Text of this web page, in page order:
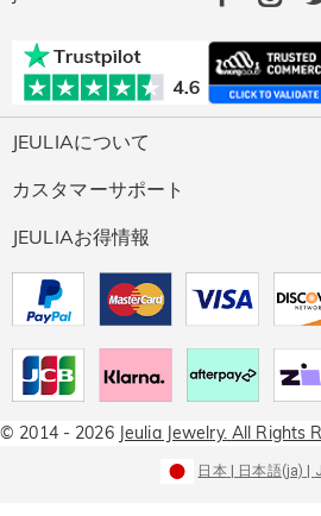
JEULIAについて
Jeuliaについて
お客様の声
Jeuliaストーン
知的財産権について
プライバシーポリシー
ご利用規約
特定商取引法に基づく表示
製品パンフレット
カスタマーサポート
お問い合わせ
サイズガイド
無料サイズ直し
配送について
決済について
返品交換について
1年間保証
JEULIAお得情報
Jeulia Prime
会員・ポイントについて
無料ラッピング
© 2014 - 2026 Jeulia Jewelry.All Rights
日本| 日本語(ja)